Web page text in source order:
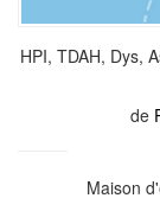
HPI, TDAH, Dys,
de
Maison